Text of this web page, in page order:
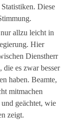
Diese
allzu leicht in
Hier
Dienstherr
die es zwar besser
haben. Beamte,
mitmachen
geächtet, wie
zeigt.